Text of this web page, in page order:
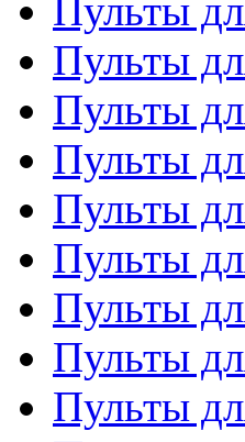
Пульты
Пульты
Пульты
Пульты
Пульты
Пульты
Пульты
Пульты
Пульты